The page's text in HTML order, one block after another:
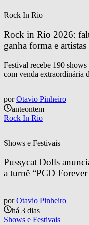
Rock In Rio
Rock in Rio 2026:
ganha forma e
Festival recebe 190
com venda extraordinária
por Otavio Pinheiro
anteontem
Rock In Rio
Shows e Festivais
Pussycat Dolls
a turnê “PCD
por Otavio Pinheiro
há 3 dias
Shows e Festivais